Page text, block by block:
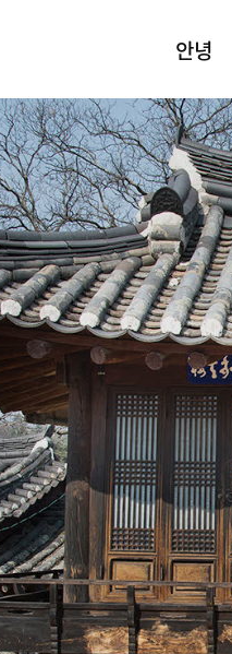
안녕